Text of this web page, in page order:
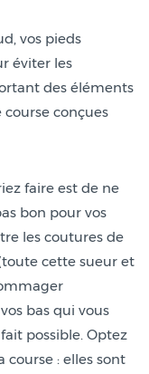
vos pieds
éviter les
des éléments
conçues
faire est de ne
bon pour vos
les coutures de
cette sueur et
bas qui vous
possible. Optez
course : elles sont